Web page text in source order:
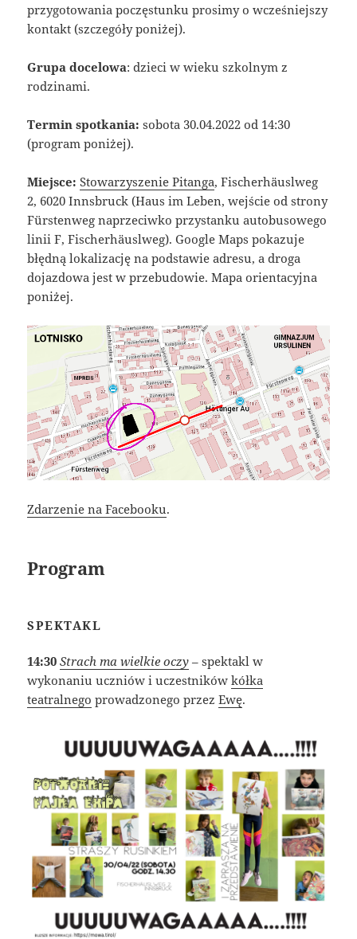
przygotowania poczęstunku prosimy o wcześniejszy
kontakt (szczegóły poniżej).
Grupa docelowa: dzieci w wieku szkolnym z
rodzinami.
Termin spotkania: sobota 30.04.2022 od 14:30
(program poniżej).
Miejsce: Stowarzyszenie Pitanga, Fischerhäuslweg
2, 6020 Innsbruck (Haus im Leben, wejście od strony
Fürstenweg naprzeciwko przystanku autobusowego
linii F, Fischerhäuslweg). Google Maps pokazuje
błędną lokalizację na podstawie adresu, a droga
dojazdowa jest w przebudowie. Mapa orientacyjna
poniżej.
Zdarzenie na Facebooku.
Program
SPEKTAKL
14:30 Strach ma wielkie oczy – spektakl w
wykonaniu uczniów i uczestnikówkółka
teatralnego prowadzonego przezEwę.